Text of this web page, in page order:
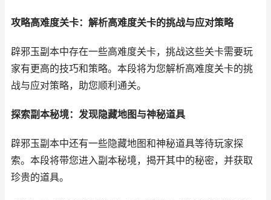
攻略高难度关卡：解析高难度关卡的挑战与应对策略
辟邪玉副本中存在一些高难度关卡，挑战这些关卡需要玩
家有更高的技巧和策略。本段将为您解析高难度关卡的挑
战与应对策略，助您顺利通关。
探索副本秘境：发现隐藏地图与神秘道具
辟邪玉副本中还有一些隐藏地图和神秘道具等待玩家探
索。本段将带您进入副本秘境，揭开其中的秘密，并获取
珍贵的道具。